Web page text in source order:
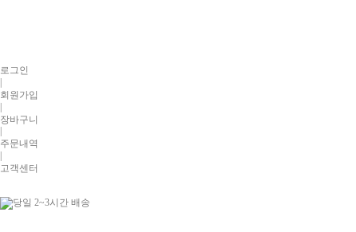
로그인
|
회원가입
|
장바구니
주문내역
고객센터